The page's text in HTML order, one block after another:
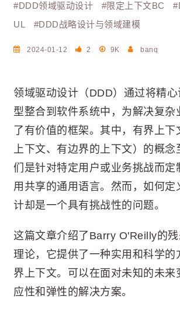
#DDD领域驱动设计 #限定上下文BC #
UL
#DDD战略设计与领域建模
2024-01-12 2 9K banq
领域驱动设计（DDD）通过将精
型整合到软件系统中，为解决复杂
了有价值的框架。其中，有界上
上下文、有边界的上下文）的概念
们是针对特定用户或业务挑战而定
用共享的通用语言。然而，如何定
计却是一个具有挑战性的问题。
这篇文章介绍了Barry O'Reilly的
理论，它提供了一种实用和科学的
界上下文。可以在面对未知的未来
应性和弹性的解决方案。